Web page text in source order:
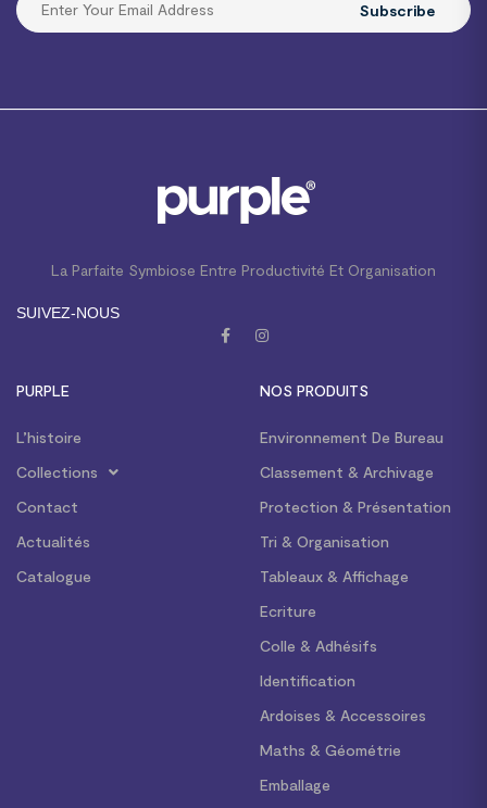
Subscribe
La Parfaite Symbiose Entre Productivité Et Organisation
SUIVEZ-NOUS
PURPLE
L’histoire
Collections
Contact
Actualités
Catalogue
NOS PRODUITS
Environnement De Bureau
Classement & Archivage
Protection & Présentation
Tri & Organisation
Tableaux & Affichage
Ecriture
Colle & Adhésifs
Identification
Ardoises & Accessoires
Maths & Géométrie
Emballage